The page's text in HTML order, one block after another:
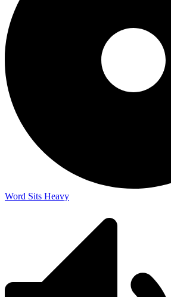
Word Sits Heavy